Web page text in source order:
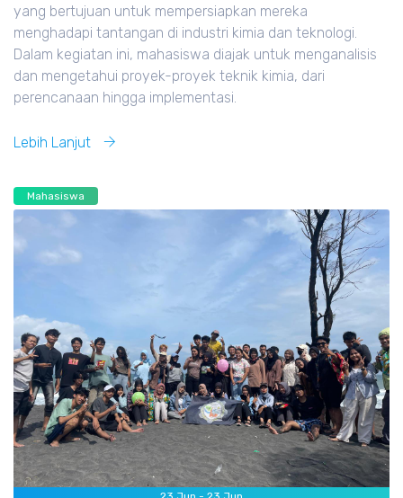
yang bertujuan untuk mempersiapkan mereka
menghadapi tantangan di industri kimia dan teknologi.
Dalam kegiatan ini, mahasiswa diajak untuk menganalisis
dan mengetahui proyek-proyek teknik kimia, dari
perencanaan hingga implementasi.
Lebih Lanjut
Mahasiswa